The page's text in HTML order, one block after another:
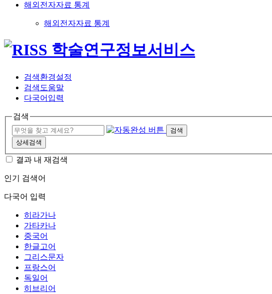
해외전자자료 통계
해외전자자료 통계
검색환경설정
검색도움말
다국어입력
검색
검색
상세검색
결과 내 재검색
인기 검색어
다국어 입력
히라가나
가타카나
중국어
한글고어
그리스문자
프랑스어
독일어
히브리어